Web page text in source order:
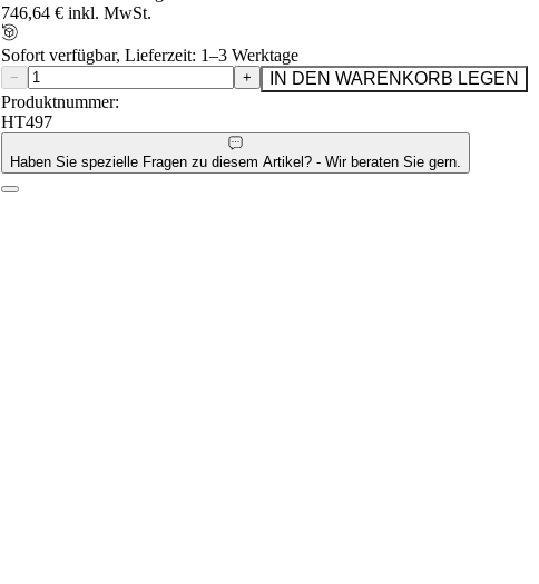
746,64 € inkl. MwSt.
Sofort verfügbar, Lieferzeit: 1–3 Werktage
− +
IN DEN WARENKORB LEGEN
Produktnummer:
HT497
Haben Sie spezielle Fragen zu diesem Artikel? - Wir beraten Sie gern.